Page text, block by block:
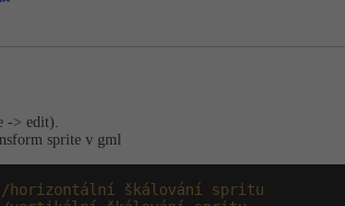
-> edit).
sprite v gml
horizontální škálování spritu